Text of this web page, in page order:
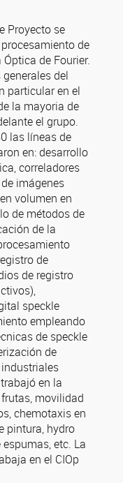
Proyecto se
de
de Fourier.
del
particular en el
la mayoria de
el grupo.
las líneas de
en: desarrollo
correladores
imágenes
volumen en
de métodos de
de la
de
de registro
speckle
empleando
de speckle
de
en la
movilidad
chemotaxis en
pintura, hydro
etc. La
en el CIOp